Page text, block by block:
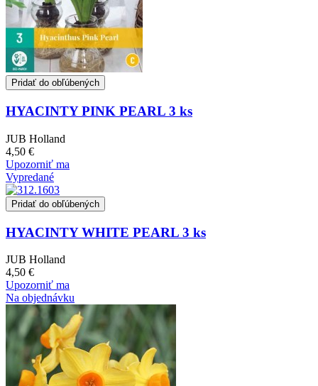
Pridať do obľúbených
HYACINTY PINK PEARL 3 ks
JUB Holland
4,50 €
Upozorniť ma
Vypredané
Pridať do obľúbených
HYACINTY WHITE PEARL 3 ks
JUB Holland
4,50 €
Upozorniť ma
Na objednávku